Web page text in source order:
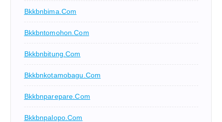
Bkkbnbima.com
Bkkbntomohon.com
Bkkbnbitung.com
Bkkbnkotamobagu.com
Bkkbnparepare.com
Bkkbnpalopo.com